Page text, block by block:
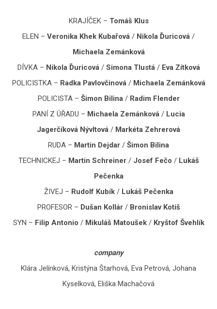
KRAJÍČEK – Tomáš Klus
ELEN – Veronika Khek Kubařová / Nikola Ďuricová /
Michaela Zemánková
DÍVKA – Nikola Ďuricová/ Simona Tlustá/ Eva Zítková
POLICISTKA – Radka Pavlovčinová/ Michaela Zemánková
POLICISTA – Šimon Bilina/ Radim Flender
PANÍ Z ÚŘADU – Michaela Zemánková/ Lucia
Jagerčíková Nývltová / Markéta Zehrerová
RUDA – Martin Dejdar / Šimon Bilina
TECHNICKEJ – Martin Schreiner/ Josef Fečo / Lukáš
Pečenka
ŽIVEJ – Rudolf Kubík/ Lukáš Pečenka
PROFESOR – Dušan Kollár/ Bronislav Kotiš
SYN – Filip Antonio / Mikuláš Matoušek/ Kryštof Švehlík
company
Klára Jelínková, Kristýna Štarhová, Eva Petrová, Johana
Kyselková, Eliška Machačová